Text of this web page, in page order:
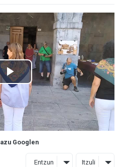
Googlen
Entzun Itzuli